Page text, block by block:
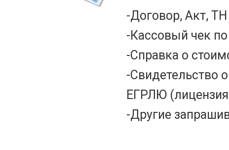
-Договор, Акт,
-Кассовый чек
-Справка о
-Свидетельство
ЕГРЛЮ
-Другие